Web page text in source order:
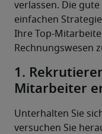
verlassen. Die
einfachen
Ihre Top-
Rechnungswesen
1.
Mitarbeiter
Unterhalten Sie
versuchen Sie